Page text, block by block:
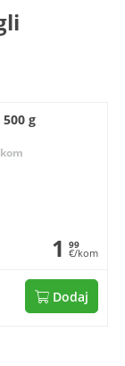
g
1 99
€/kom
Dodaj